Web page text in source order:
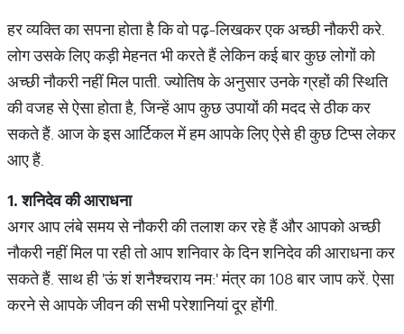
हर व्यक्ति का सपना होता है कि वो पढ़-लिखकर एक अच्छी नौकरी करे.
लोग उसके लिए कड़ी मेहनत भी करते हैं लेकिन कई बार कुछ लोगों को
अच्छी नौकरी नहीं मिल पाती. ज्योतिष के अनुसार उनके ग्रहों की स्थिति
की वजह से ऐसा होता है, जिन्हें आप कुछ उपायों की मदद से ठीक कर
सकते हैं. आज के इस आर्टिकल में हम आपके लिए ऐसे ही कुछ टिप्स लेकर
आए हैं.
1.शनिदेव की आराधना
अगर आप लंबे समय से नौकरी की तलाश कर रहे हैं और आपको अच्छी
नौकरी नहीं मिल पा रही तो आप शनिवार के दिन शनिदेव की आराधना कर
सकते हैं. साथ ही 'ऊं शं शनैश्चराय नम:' मंत्र का 108 बार जाप करें. ऐसा
करने से आपके जीवन की सभी परेशानियां दूर होंगी.